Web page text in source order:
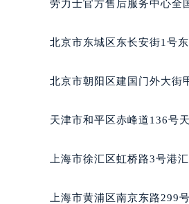
劳力士官方售后服务中心全
北京市东城区东长安街1号
北京市朝阳区建国门外大街
天津市和平区赤峰道136号
上海市徐汇区虹桥路3号港
上海市黄浦区南京东路299